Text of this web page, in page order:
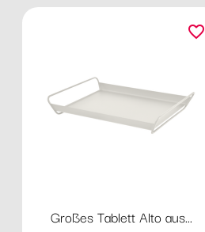
Großes Tablett Alto aus...
favorite_border